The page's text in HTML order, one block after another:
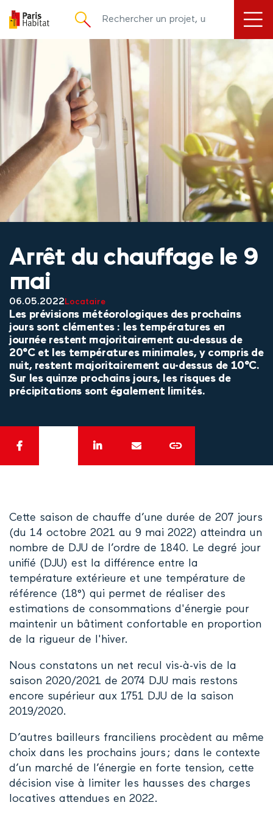
principal
Arrêt du chauffage le 9
mai
06.05.2022 Locataire
Les prévisions météorologiques des prochains
jours sont clémentes : les températures en
journée restent majoritairement au-dessus de
20°C et les températures minimales, y compris de
nuit, restent majoritairement au-dessus de 10°C.
Sur les quinze prochains jours, les risques de
précipitations sont également limités.
Cette saison de chauffe d’une durée de 207 jours
(du 14 octobre 2021 au 9 mai 2022) atteindra un
nombre de DJU de l’ordre de 1840. Le degré jour
unifié (DJU) est la différence entre la
température extérieure et une température de
référence (18°) qui permet de réaliser des
estimations de consommations d'énergie pour
maintenir un bâtiment confortable en proportion
de la rigueur de l'hiver.
Nous constatons un net recul vis-à-vis de la
saison 2020/2021 de 2074 DJU mais restons
encore supérieur aux 1751 DJU de la saison
2019/2020.
D’autres bailleurs franciliens procèdent au même
choix dans les prochains jours ; dans le contexte
d’un marché de l’énergie en forte tension, cette
décision vise à limiter les hausses des charges
locatives attendues en 2022.